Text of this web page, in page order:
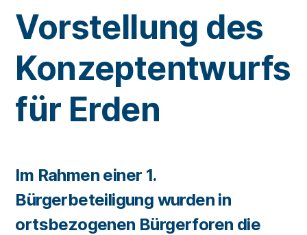
Vorstellung des
Konzeptentwurfs
für Erden
Im Rahmen einer 1.
Bürgerbeteiligung wurden in
ortsbezogenen Bürgerforen die